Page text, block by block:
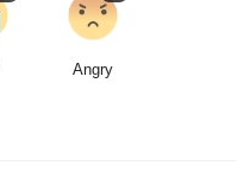
Angry